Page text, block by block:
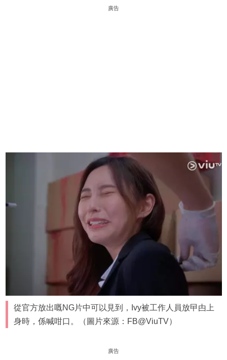
廣告
從官方放出嘅NG片中可以見到，Ivy被工作人員放曱甴上
身時，係喊咁口。（圖片來源：FB@ViuTV）
廣告